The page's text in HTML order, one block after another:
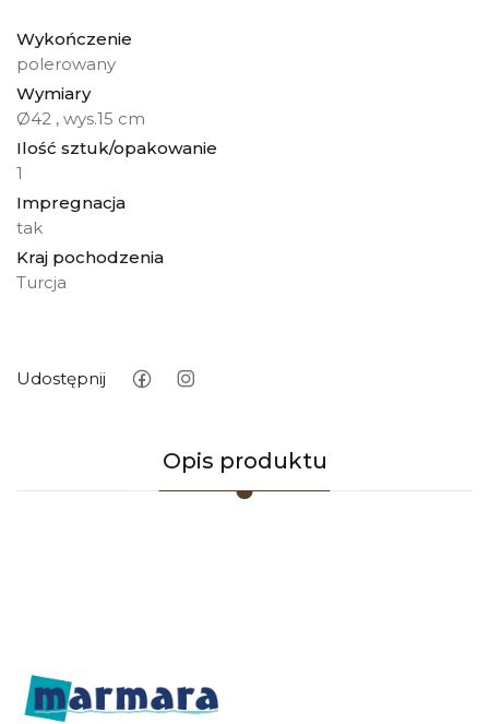
Wykończenie
polerowany
Wymiary
Ø42 , wys.15 cm
Ilość sztuk/opakowanie
1
Impregnacja
tak
Kraj pochodzenia
Turcja
Udostępnij
Opis produktu